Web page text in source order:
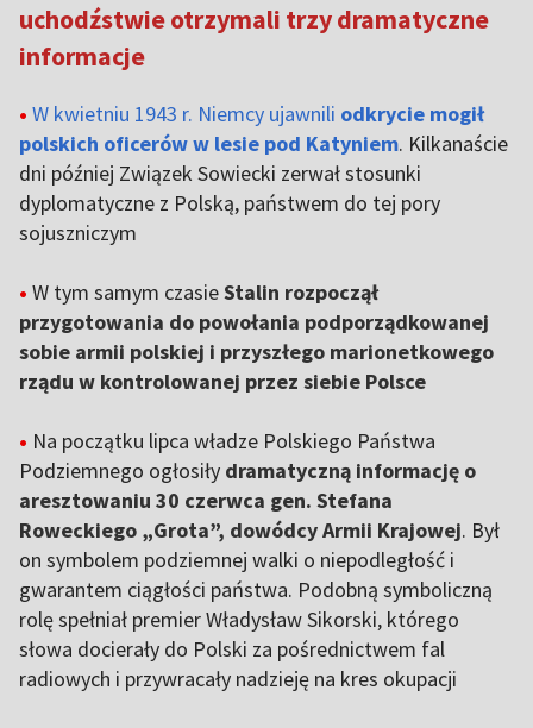
uchodźstwie otrzymali trzy dramatyczne
informacje
• W kwietniu 1943 r. Niemcy ujawnili odkrycie mogił
polskich oficerów w lesie pod Katyniem. Kilkanaście
dni później Związek Sowiecki zerwał stosunki
dyplomatyczne z Polską, państwem do tej pory
sojuszniczym
• W tym samym czasieStalin rozpoczął
przygotowania do powołania podporządkowanej
sobie armii polskiej i przyszłego marionetkowego
rządu w kontrolowanej przez siebie Polsce
• Na początku lipca władze Polskiego Państwa
Podziemnego ogłosiły dramatyczną informację o
aresztowaniu 30 czerwca gen. Stefana
Roweckiego „Grota”, dowódcy Armii Krajowej. Był
on symbolem podziemnej walki o niepodległość i
gwarantem ciągłości państwa. Podobną symboliczną
rolę spełniał premier Władysław Sikorski, którego
słowa docierały do Polski za pośrednictwem fal
radiowych i przywracały nadzieję na kres okupacji